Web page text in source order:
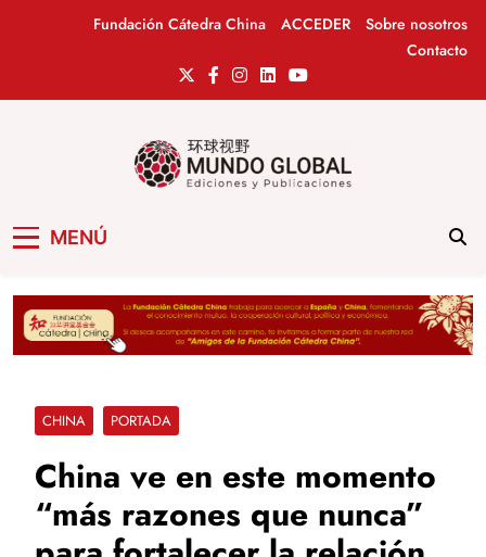
Fundación Cátedra China ACCEDER
Sobre nosotros
Contacto
MENÚ
CHINA PORTADA
China ve en este momento
“más razones que nunca”